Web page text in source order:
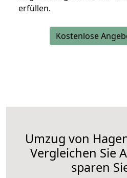
erfüllen.
Kostenlose
Umzug von
Vergleichen Sie
sparen